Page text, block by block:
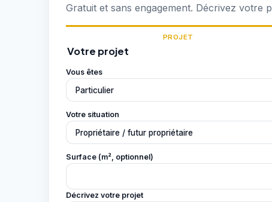
Gratuit et sans engagement. Décrivez votre
PROJET
Votre projet
Vous êtes
Votre situation
Surface (m², optionnel)
Décrivez votre projet